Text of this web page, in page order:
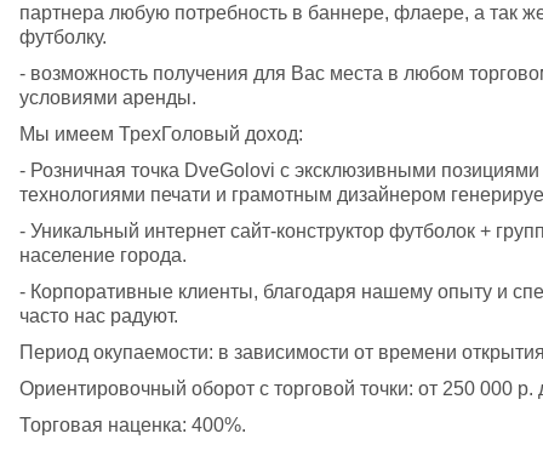
партнера любую потребность в баннере, флаере, а так
футболку.
- возможность получения для Вас места в любом
условиями аренды.
Мы имеем ТрехГоловый доход:
- Розничная точка DveGolovi с эксклюзивными
технологиями печати и грамотным дизайнером
- Уникальный интернет сайт-конструктор футболок +
население города.
- Корпоративные клиенты, благодаря нашему опыту и
часто нас радуют.
Период окупаемости: в зависимости от времени
Ориентировочный оборот с торговой точки: от 250 000 р.
Торговая наценка: 400%.